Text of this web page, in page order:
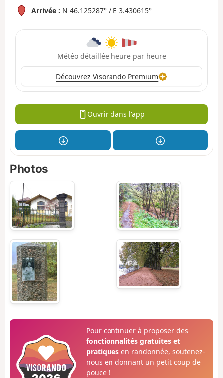
Arrivée : N 46.125287° / E 3.430615°
Météo détaillée heure par heure
Découvrez Visorando Premium
Ouvrir dans l'app
Photos
Pour continuer à proposer des
fonctionnalités gratuites et
pratiquesen randonnée, soutenez-
nous en donnant un petit coup de
pouce !